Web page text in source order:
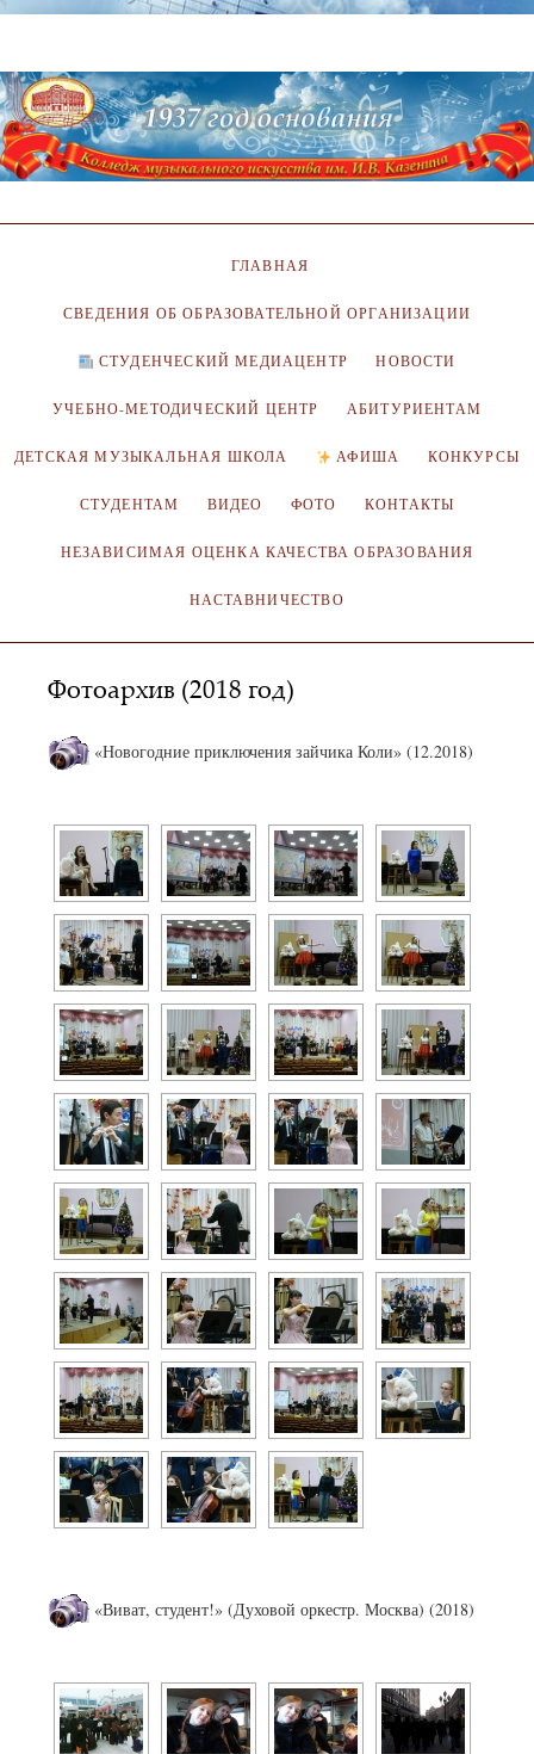
ГЛАВНАЯ
СВЕДЕНИЯ ОБ ОБРАЗОВАТЕЛЬНОЙ ОРГАНИЗАЦИИ
СТУДЕНЧЕСКИЙ МЕДИАЦЕНТР НОВОСТИ
УЧЕБНО-МЕТОДИЧЕСКИЙ ЦЕНТР АБИТУРИЕНТАМ
ДЕТСКАЯ МУЗЫКАЛЬНАЯ ШКОЛА АФИША КОНКУРСЫ
СТУДЕНТАМ ВИДЕО ФОТО КОНТАКТЫ
НЕЗАВИСИМАЯ ОЦЕНКА КАЧЕСТВА ОБРАЗОВАНИЯ
НАСТАВНИЧЕСТВО
Фотоархив (2018 год)
«Новогодние приключения зайчика Коли» (12.2018)
«Виват, студент!» (Духовой оркестр. Москва) (2018)